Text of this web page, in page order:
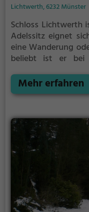
Lichtwerth, 6232 Münster
Schloss Lichtwerth
Adelssitz eignet
eine Wanderung
beliebt ist er bei
Aspekte aus längst
einen kleinen
Mehr erfahren